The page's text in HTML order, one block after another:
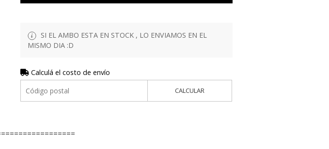
SI EL AMBO ESTA EN STOCK , LO ENVIAMOS EN EL
MISMO DIA :D
Calculá el costo de envío
CALCULAR